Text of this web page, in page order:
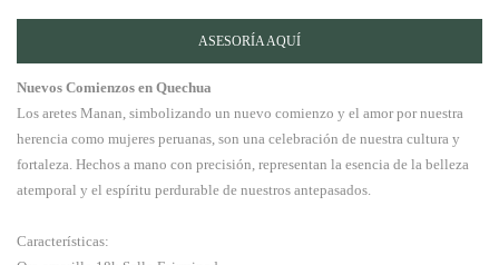
ASESORÍA AQUÍ
Nuevos Comienzos en Quechua
Los aretes Manan, simbolizando un nuevo comienzo y el amor por nuestra
herencia como mujeres peruanas, son una celebración de nuestra cultura y
fortaleza. Hechos a mano con precisión, representan la esencia de la belleza
atemporal y el espíritu perdurable de nuestros antepasados.
Características: